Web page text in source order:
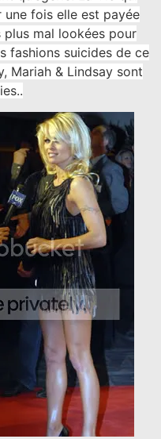
une fois elle est payée
mal lookées pour
fashions suicides de ce
Mariah & Lindsay sont